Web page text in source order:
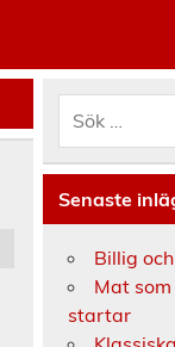
Senaste
Billig
Mat
startar